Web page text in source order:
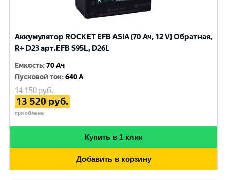
Аккумулятор ROCKET EFB ASIA (70 Ач, 12 V) Обратная,
R+ D23 арт.EFB S95L, D26L
Емкость:70 Ач
Пусковой ток:640 A
14 150руб.
13 520 руб.
при обмене
Купить в 1 клик
Добавить в корзину